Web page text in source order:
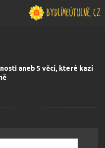
aneb 5 věcí, které kazí